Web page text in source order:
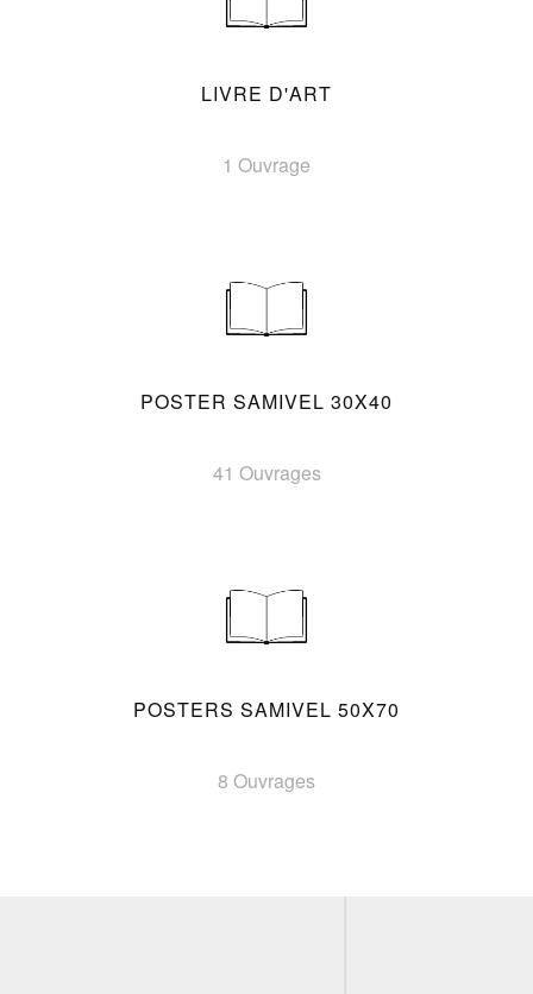
LIVRE D'ART
1 Ouvrage
POSTER SAMIVEL 30X40
41 Ouvrages
POSTERS SAMIVEL 50X70
8 Ouvrages